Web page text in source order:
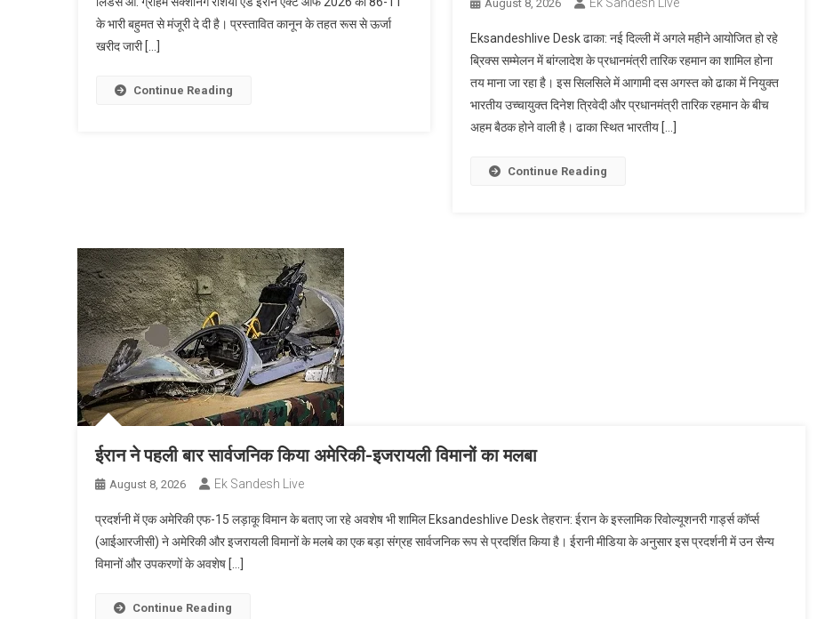
के भारी बहुमत से मंजूरी दे दी है। प्रस्तावित कानून के तहत रूस से ऊर्जा
खरीद जारी […]
Continue Reading
August 8, 2026 Ek Sandesh Live
Eksandeshlive Desk ढाका: नई दिल्ली में अगले महीने आयोजित हो रहे
ब्रिक्स सम्मेलन में बांग्लादेश के प्रधानमंत्री तारिक रहमान का शामिल होना
तय माना जा रहा है। इस सिलसिले में आगामी दस अगस्त को ढाका में नियुक्त
भारतीय उच्चायुक्त दिनेश त्रिवेदी और प्रधानमंत्री तारिक रहमान के बीच
अहम बैठक होने वाली है। ढाका स्थित भारतीय […]
Continue Reading
ईरान ने पहली बार सार्वजनिक किया अमेरिकी-इजरायली विमानों का मलबा
August 8, 2026 Ek Sandesh Live
प्रदर्शनी में एक अमेरिकी एफ-15 लड़ाकू विमान के बताए जा रहे अवशेष भी शामिल Eksandeshlive Desk तेहरान: ईरान के इस्लामिक रिवोल्यूशनरी गार्ड्स कॉर्प्स
(आईआरजीसी) ने अमेरिकी और इजरायली विमानों के मलबे का एक बड़ा संग्रह सार्वजनिक रूप से प्रदर्शित किया है। ईरानी मीडिया के अनुसार इस प्रदर्शनी में उन सैन्य
विमानों और उपकरणों के अवशेष […]
Continue Reading